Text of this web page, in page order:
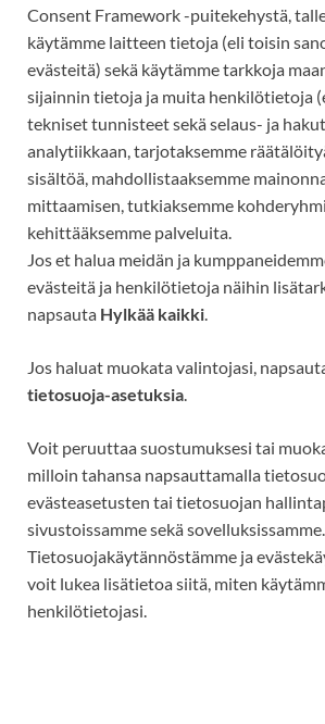
Consent Framework -puitekehystä,
käytämme laitteen tietoja (eli toisin
evästeitä) sekä käytämme tarkkoja
sijainnin tietoja ja muita henkilötietoja
tekniset tunnisteetsekä selaus- ja
analytiikkaan, tarjotaksemme
sisältöä, mahdollistaaksemme
mittaamisen, tutkiaksemme
kehittääksemme palveluita.
Jos et halua meidän ja
evästeitä ja henkilötietoja näihin
napsauta Hylkää kaikki.
Jos haluat muokata valintojasi,
tietosuoja-asetuksia.
Voit peruuttaa suostumuksesi tai
milloin tahansa napsauttamalla
evästeasetusten tai tietosuojan
sivustoissamme sekä sovelluksissamme.
Tietosuojakäytännöstämme ja
voit lukea lisätietoa siitä, miten
henkilötietojasi.